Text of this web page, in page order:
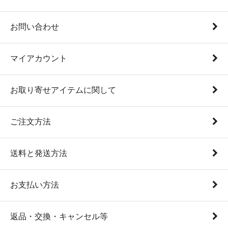
お問い合わせ
マイアカウント
お取り寄せアイテムに関して
ご注文方法
送料と発送方法
お支払い方法
返品・交換・キャンセル等